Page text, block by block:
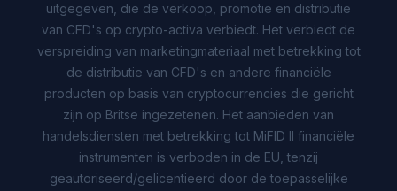
uitgegeven, die de verkoop, promotie en distributie
van CFD's op crypto-activa verbiedt. Het verbiedt de
verspreiding van marketingmateriaal met betrekking tot
de distributie van CFD's en andere financiële
producten op basis van cryptocurrencies die gericht
zijn op Britse ingezetenen. Het aanbieden van
handelsdiensten met betrekking tot MiFID II financiële
instrumenten is verboden in de EU, tenzij
geautoriseerd/gelicentieerd door de toepasselijke